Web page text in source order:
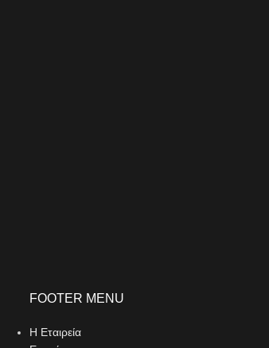
κατασκευής, που
και σκούτερ από την
FOOTER MENU
Η Εταιρεία